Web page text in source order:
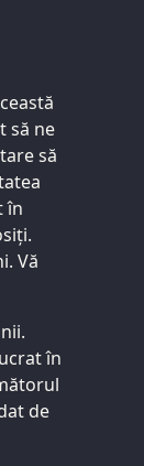
să ne
să
în
Vă
în
de